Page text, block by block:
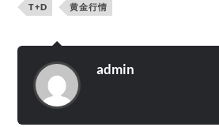
T+D 黄金行情
admin